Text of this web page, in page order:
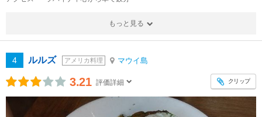
もっと見る
4 ルルズ アメリカ料理 マウイ島
3.21 評価詳細 クリップ